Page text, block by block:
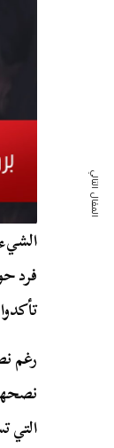
فرد
رغم
التي
المقال التالي